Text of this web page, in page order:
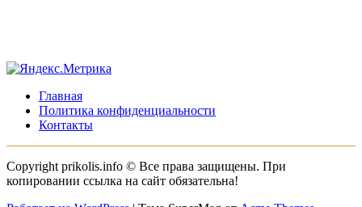
Главная
Политика конфиденциальности
Контакты
Copyright prikolis.info © Все права защищены. При
копировании ссылка на сайт обязательна!